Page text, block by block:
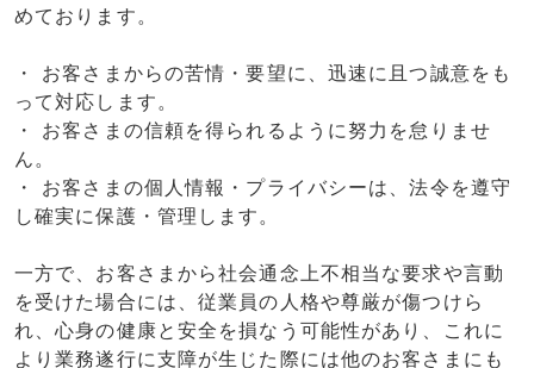
めております。
・ お客さまからの苦情・要望に、迅速に且つ誠意をも
って対応します。
・ お客さまの信頼を得られるように努力を怠りませ
ん。
・ お客さまの個人情報・プライバシーは、法令を遵守
し確実に保護・管理します。
一方で、お客さまから社会通念上不相当な要求や言動
を受けた場合には、従業員の人格や尊厳が傷つけら
れ、心身の健康と安全を損なう可能性があり、これに
より業務遂行に支障が生じた際には他のお客さまにも